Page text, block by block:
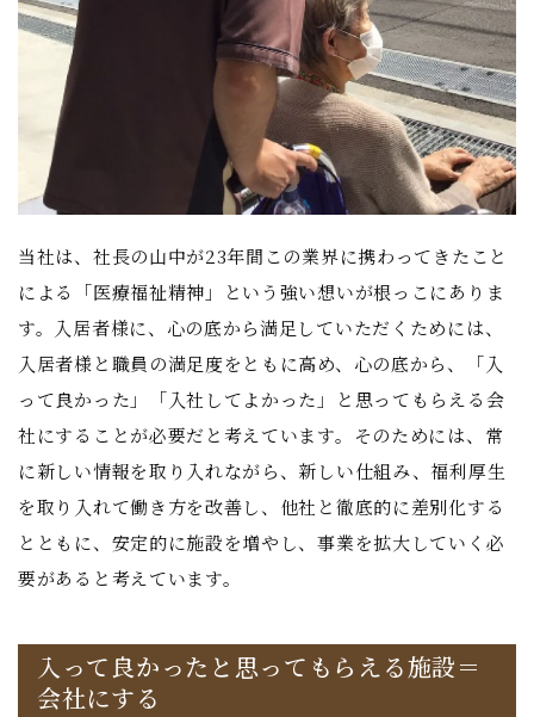
当社は、社長の山中が23年間この業界に携わってきたこと
による「医療福祉精神」という強い想いが根っこにありま
す。入居者様に、心の底から満足していただくためには、
入居者様と職員の満足度をともに高め、心の底から、「入
って良かった」「入社してよかった」と思ってもらえる会
社にすることが必要だと考えています。そのためには、常
に新しい情報を取り入れながら、新しい仕組み、福利厚生
を取り入れて働き方を改善し、他社と徹底的に差別化する
とともに、安定的に施設を増やし、事業を拡大していく必
要があると考えています。
入って良かったと思ってもらえる施設＝
会社にする